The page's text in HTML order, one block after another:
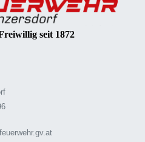
seit 1872